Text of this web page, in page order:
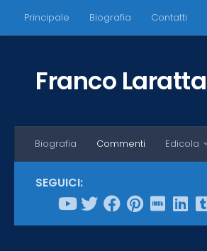
Salta al contenuto
Principale Biografia Contatti
Franco Laratta
Biografia Commenti Edicola
SEGUICI: